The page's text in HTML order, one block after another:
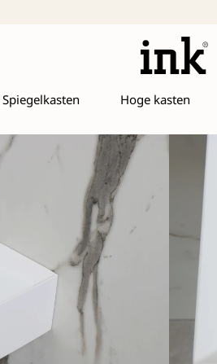
Spiegelkasten Hoge kasten